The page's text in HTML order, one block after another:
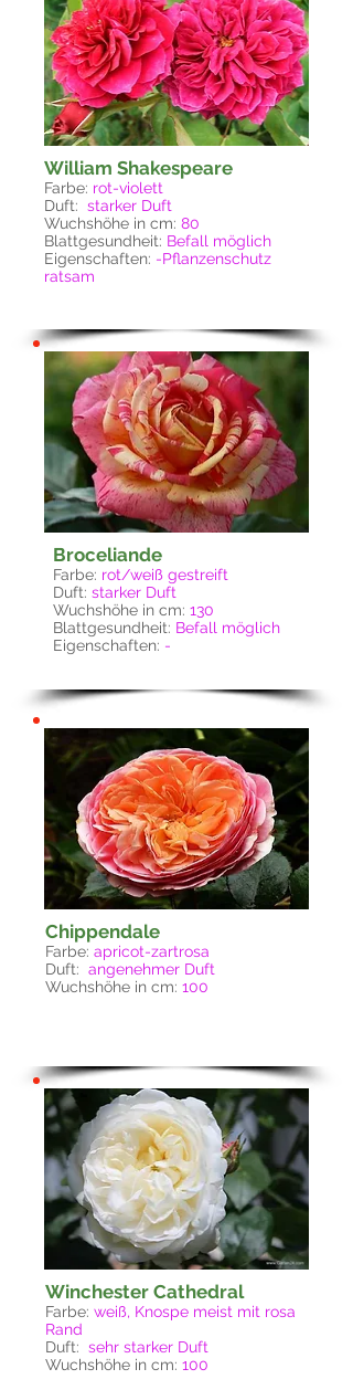
William Shakespeare
Farbe: rot-violett
Duft: starker Duft
Wuchshöhe in cm: 80
Blattgesundheit: Befall möglich
Eigenschaften: -Pflanzenschutz
ratsam
Broceliande
Farbe: rot/weiß gestreift
Duft: starker Duft
Wuchshöhe in cm: 130
Blattgesundheit: Befall möglich
Eigenschaften: -
Chippendale
Farbe: apricot-zartrosa
Duft: angenehmer Duft
Wuchshöhe in cm: 100
Winchester Cathedral
Farbe: weiß, Knospe meist mit rosa
Rand
Duft: sehr starker Duft
Wuchshöhe in cm: 100